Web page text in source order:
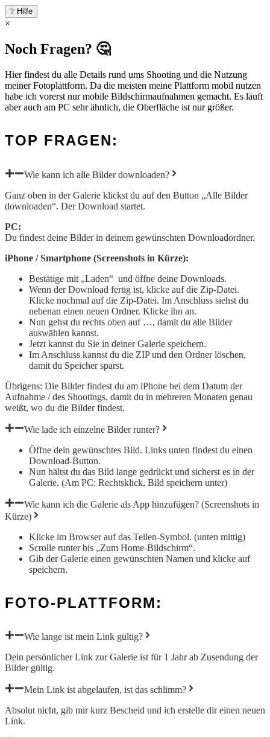
❔ Hilfe
×
Noch Fragen? 🤔
Hier findest du alle Details rund ums Shooting und die Nutzung
meiner Fotoplattform. Da die meisten meine Plattform mobil nutzen
habe ich vorerst nur mobile Bildschirmaufnahmen gemacht. Es läuft
aber auch am PC sehr ähnlich, die Oberfläche ist nur größer.
TOP FRAGEN:
Wie kann ich alle Bilder downloaden?
Ganz oben in der Galerie klickst du auf den Button „Alle Bilder
downloaden“. Der Download startet.
PC:
Du findest deine Bilder in deinem gewünschten Downloadordner.
iPhone / Smartphone (Screenshots in Kürze):
Bestätige mit „Laden“ und öffne deine Downloads.
Wenn der Download fertig ist, klicke auf die Zip-Datei.
Klicke nochmal auf die Zip-Datei. Im Anschluss siehst du
nebenan einen neuen Ordner. Klicke ihn an.
Nun gehst du rechts oben auf …, damit du alle Bilder
auswählen kannst.
Jetzt kannst du Sie in deiner Galerie speichern.
Im Anschluss kannst du die ZIP und den Ordner löschen,
damit du Speicher sparst.
Übrigens: Die Bilder findest du am iPhone bei dem Datum der
Aufnahme / des Shootings, damit du in mehreren Monaten genau
weißt, wo du die Bilder findest.
Wie lade ich einzelne Bilder runter?
Öffne dein gewünschtes Bild. Links unten findest du einen
Download-Button.
Nun hältst du das Bild lange gedrückt und sicherst es in der
Galerie. (Am PC: Rechtsklick, Bild speichern unter)
Wie kann ich die Galerie als App hinzufügen? (Screenshots in
Kürze)
Klicke im Browser auf das Teilen-Symbol. (unten mittig)
Scrolle runter bis „Zum Home-Bildschirm“.
Gib der Galerie einen gewünschten Namen und klicke auf
speichern.
FOTO-PLATTFORM:
Wie lange ist mein Link gültig?
Dein persönlicher Link zur Galerie ist für 1 Jahr ab Zusendung der
Bilder gültig.
Mein Link ist abgelaufen, ist das schlimm?
Absolut nicht, gib mir kurz Bescheid und ich erstelle dir einen neuen
Link.